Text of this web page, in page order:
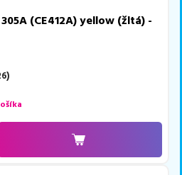
(CE412A) yellow (žltá) -
)